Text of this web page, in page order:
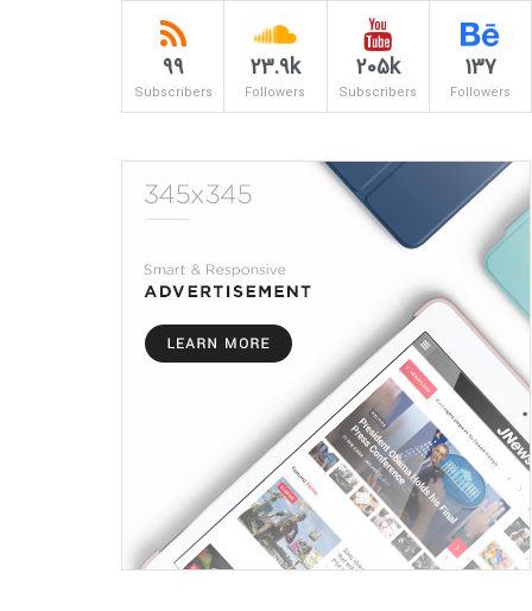
137
Followers
205k
Subscribers
23.9k
Followers
99
Subscribers